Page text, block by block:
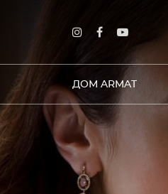
ДОМ ARMAT